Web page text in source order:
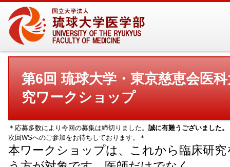
第6回 琉球大学・東京慈恵会医
究ワークショップ
＊応募多数により今回の募集は締切りました。 誠に有難うございました。
次回WSへのご参加をお待ちしております。＊
本ワークショップは、これから臨床研